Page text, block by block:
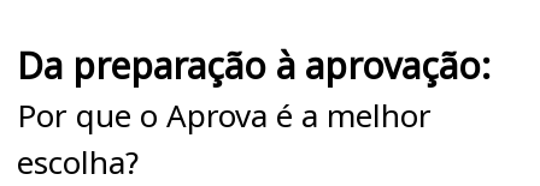
Da preparação à aprovação:
Por que o Aprova é a melhor
escolha?